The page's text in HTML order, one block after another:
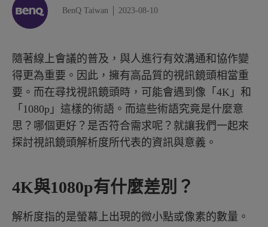
相容性
CPU 和 GPU 使用率
視訊鏡頭的價格
2023年最佳多功能視訊會議視訊鏡頭
結論
BenQ Taiwan 2023-08-10
隨著線上會議的普及，與人進行有效溝通和協作變
得更為重要。因此，擁有高品質的視訊鏡頭相當重
要。而在尋找視訊鏡頭時，可能會遇到像「4K」和
「1080p」這樣的術語。而這些術語究竟是什麼意
思？哪個更好？是否符合需求呢？就讓我們一起來
探討視訊鏡頭解析度所代表的資訊與意義。
4K與1080p有什麼差別？
解析度指的是螢幕上出現的微小點或像素的數量。